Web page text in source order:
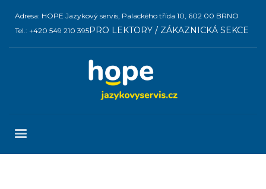
Adresa: HOPE Jazykový servis, Palackého třída 10, 602 00 BRNO
Tel.: +420 549 210 395PRO LEKTORY / ZÁKAZNICKÁ SEKCE